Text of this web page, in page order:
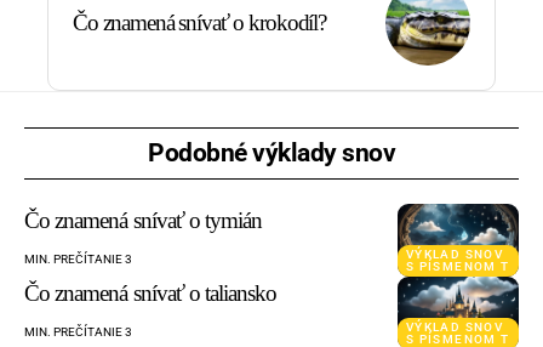
Čo znamená snívať o krokodíl?
Podobné výklady snov
VÝKLAD SNOV
S PÍSMENOM T
Čo znamená snívať o tymián
MIN. PREČÍTANIE 3
VÝKLAD SNOV
S PÍSMENOM T
Čo znamená snívať o taliansko
MIN. PREČÍTANIE 3